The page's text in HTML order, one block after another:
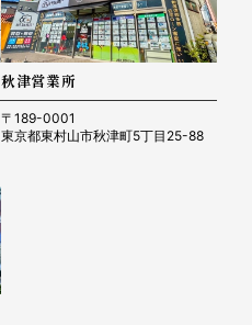
秋津営業所
〒189-0001
東京都東村山市秋津町5丁目25-88